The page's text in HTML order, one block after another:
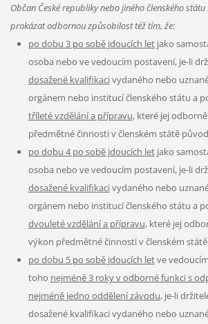
Občan České republiky nebo jiného členského
prokázat odbornou způsobilost též tím, že:
po dobu 3 po sobě jdoucích letjako
osoba nebo ve vedoucím postavení, je-li
dosažené kvalifikacivydaného nebo
orgánem nebo institucí členského státu a
tříleté vzdělání a přípravu, které jej
předmětné činnosti v členském státě
po dobu 4 po sobě jdoucích letjako
osoba nebo ve vedoucím postavení, je-li
dosažené kvalifikacivydaného nebo
orgánem nebo institucí členského státu a
dvouleté vzdělání a přípravu, které jej
výkon předmětné činnosti v členském
po dobu 5 po sobě jdoucích letve
toho nejméně 3 roky v odborné funkci s
nejméně jedno oddělení závodu, je-li
dosažené kvalifikaci vydaného nebo